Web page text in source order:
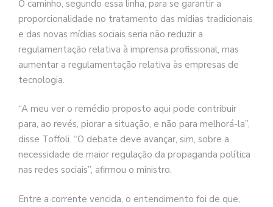
O caminho, segundo essa linha, para se garantir a
proporcionalidade no tratamento das mídias tradicionais
e das novas mídias sociais seria não reduzir a
regulamentação relativa à imprensa profissional, mas
aumentar a regulamentação relativa às empresas de
tecnologia.
“A meu ver o remédio proposto aqui pode contribuir
para, ao revés, piorar a situação, e não para melhorá-la”,
disse Toffoli. “O debate deve avançar, sim, sobre a
necessidade de maior regulação da propaganda política
nas redes sociais”, afirmou o ministro.
Entre a corrente vencida, o entendimento foi de que,